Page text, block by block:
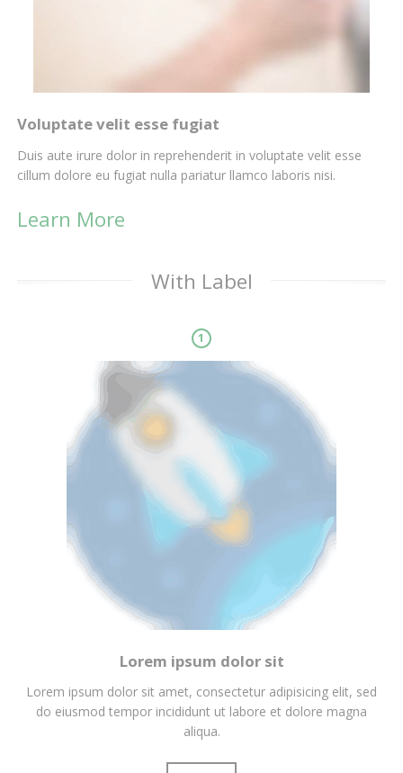
Voluptate velit esse fugiat
Duis aute irure dolor in reprehenderit in voluptate velit esse
cillum dolore eu fugiat nulla pariatur llamco laboris nisi.
Learn More
With Label
1
Lorem ipsum dolor sit
Lorem ipsum dolor sit amet, consectetur adipisicing elit, sed
do eiusmod tempor incididunt ut labore et dolore magna
aliqua.